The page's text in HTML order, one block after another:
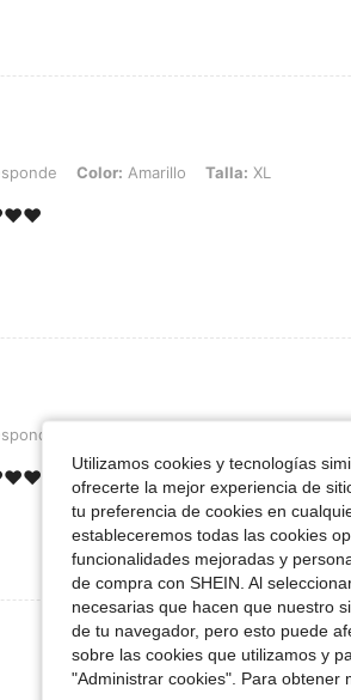
Color: Amarillo, Talla: XL
Color: Amarillo Talla: XL
Color: Amarillo, Talla: XXL
Ver Más Reseñas
Utilizamos cookies y tecnologías
ofrecerte la mejor experiencia de
tu preferencia de cookies en
estableceremos todas las cookies
funcionalidades mejoradas y
de compra con SHEIN. Al
necesarias que hacen que nuestro
de tu navegador, pero esto puede
sobre las cookies que utilizamos y
"Administrar cookies". Para obtener